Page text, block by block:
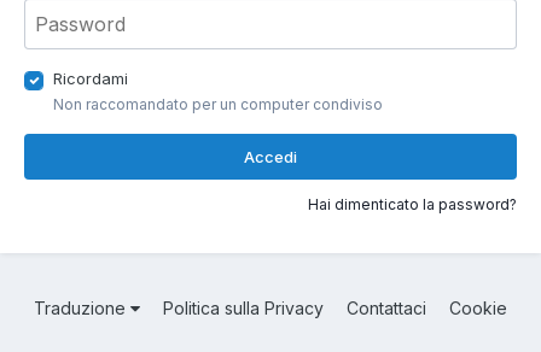
Ricordami
Non raccomandato per un computer condiviso
Accedi
Hai dimenticato la password?
Traduzione Politica sulla Privacy Contattaci Cookie